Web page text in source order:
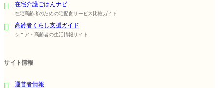
在宅介護ごはんナビ
在宅高齢者のための宅配食サービス比較ガイド
高齢者くらし支援ガイド
シニア・高齢者の生活情報サイト
サイト情報
運営者情報